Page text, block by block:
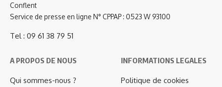
Conflent
Service de presse en ligne N° CPPAP : 0523 W 93100
Tel : 09 61 38 79 51
A PROPOS DE NOUS
Qui sommes-nous ?
INFORMATIONS LEGALES
Politique de cookies